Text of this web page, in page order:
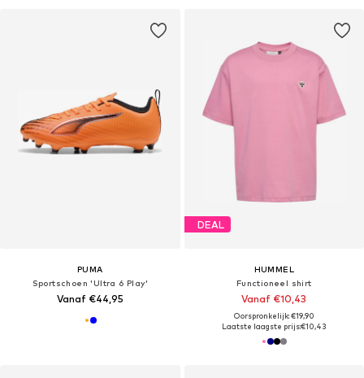
PUMA
Sportschoen 'Ultra 6 Play'
Vanaf €44,95
DEAL
HUMMEL
Functioneel shirt
Vanaf €10,43
Oorspronkelijk: €19,90
Laatste laagste prijs:€10,43